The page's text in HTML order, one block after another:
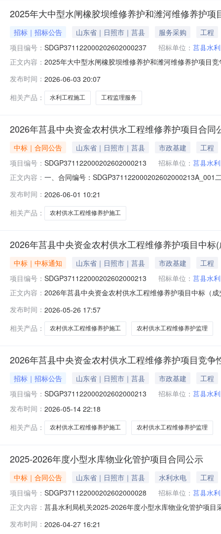
2025年大中型水闸橡胶坝维修养护和潍河维修养护项
招标｜招标公告 山东省｜日照市｜莒县 服务采购
工程
项目编号： SDGP371122000202602000237 招标单位： 莒县水
正文内容： 2025年大中型水闸橡胶坝维修养护和潍河维修养护项目
胶坝维修养护和潍河维修养护项目采购方式：□竞争性谈
发布时间： 2026-06-03 20:07
相关产品：
水利工程施工 工程监理服务
2026年莒县中央资金农村供水工程维修养护项目合同
中标｜合同公告 山东省｜日照市｜莒县 市政基建
工程
项目编号： SDGP371122000202602000213 招标单位： 莒县水
正文内容： 一、合同编号：SDGP371122000202602000213A_001
装工程公司地址：山东省日照市莒县城阳镇北关（城阳
发布时间： 2026-06-01 10:21
相关产品：
农村供水工程维修养护施工
2026年莒县中央资金农村供水工程维修养护项目中标
中标｜中标通知 山东省｜日照市｜莒县 市政基建
工程
项目编号： SDGP371122000202602000213 招标单位： 莒县水
正文内容： 2026年莒县中央资金农村供水工程维修养护项目中标（
址：山东省日照市莒县城阳镇北关（城阳北路西侧）中
应商地址：山东省日照市莒县
发布时间： 2026-05-26 17:57
相关产品：
农村供水工程维修养护施工 农村供水工程维修养护监理
2026年莒县中央资金农村供水工程维修养护项目竞争
招标｜招标公告 山东省｜日照市｜莒县 市政基建
工程
项目编号： SDGP371122000202602000213 招标单位： 莒县水
发布时间： 2026-05-14 22:18
相关产品：
农村供水工程维修养护施工 农村供水工程维修养护监理
2025-2026年度小型水库物业化管护项目合同公示
中标｜合同公告 山东省｜日照市｜莒县 水利水电
工程
项目编号： SDGP371122000202602000028 招标单位： 莒县水
正文内容： 莒县水利局机关2025-2026年度小型水库物业化管护项
13606331708供应商（乙方）：山东滨海水利工程有限
发布时间： 2026-04-27 16:21